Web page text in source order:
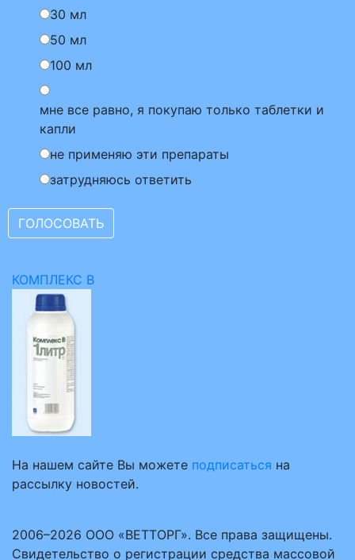
30 мл
50 мл
100 мл
мне все равно, я покупаю только таблетки и
капли
не применяю эти препараты
затрудняюсь ответить
КОМПЛЕКС В
На нашем сайте Вы можете подписаться на
рассылку новостей.
2006–2026 ООО «ВЕТТОРГ». Все права защищены.
Свидетельство о регистрации средства массовой